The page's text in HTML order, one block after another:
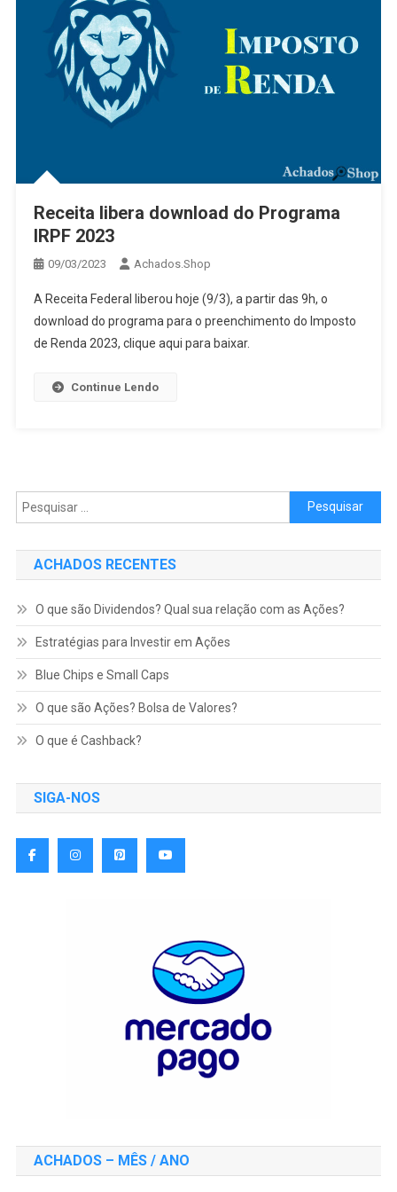
Receita libera download do Programa
IRPF 2023
09/03/2023 Achados.Shop
A Receita Federal liberou hoje (9/3), a partir das 9h, o
download do programa para o preenchimento do Imposto
de Renda 2023, clique aqui para baixar.
Continue Lendo
Pesquisar por:
ACHADOS RECENTES
O que são Dividendos? Qual sua relação com as Ações?
Estratégias para Investir em Ações
Blue Chips e Small Caps
O que são Ações? Bolsa de Valores?
O que é Cashback?
SIGA-NOS
ACHADOS – MÊS / ANO